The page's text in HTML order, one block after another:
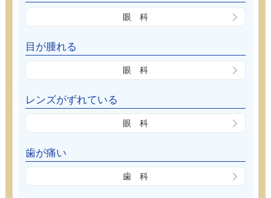
眼 科
目が腫れる
眼 科
レンズがずれている
眼 科
歯が痛い
歯 科